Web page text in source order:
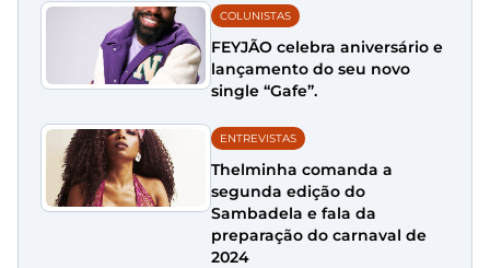
COLUNISTAS
FEYJÃO celebra aniversário e
lançamento do seu novo
single “Gafe”.
ENTREVISTAS
Thelminha comanda a
segunda edição do
Sambadela e fala da
preparação do carnaval de
2024